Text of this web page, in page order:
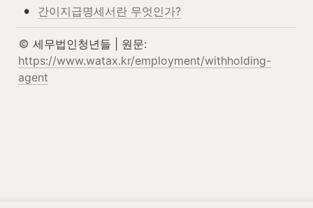
• 간이지급명세서란 무엇인가?
https://www.watax.kr/employment/withholding-
agent